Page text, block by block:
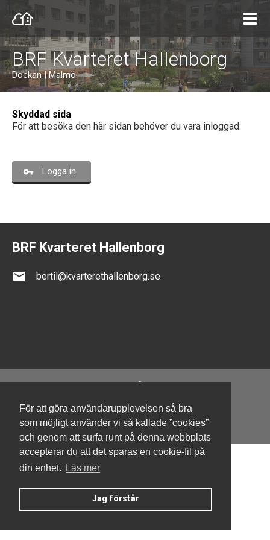
För att göra användarupplevelsen så bra
som möjligt använder vi så kallade ”cookies”
och genom att surfa runt på denna webbplats
accepterar du att det sparas en cookie-fil på
din enhet.
Läs mer
Jag förstår
BRF Kvarteret Hallenborg
Dockan | Malmö
Skyddad sida
För att besöka den här sidan behöver du vara inloggad.
Logga in
BRF Kvarteret Hallenborg
email bertil@kvarterethallenborg.se
Denna hemsida är byggd med Smart Brf ®